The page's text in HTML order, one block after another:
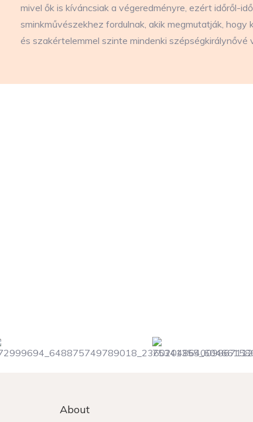
mivel ők is kíváncsiak a végeredményre, ezért időről-
sminkművészekhez fordulnak, akik megmutatják, hogy
és szakértelemmel szinte mindenki
About